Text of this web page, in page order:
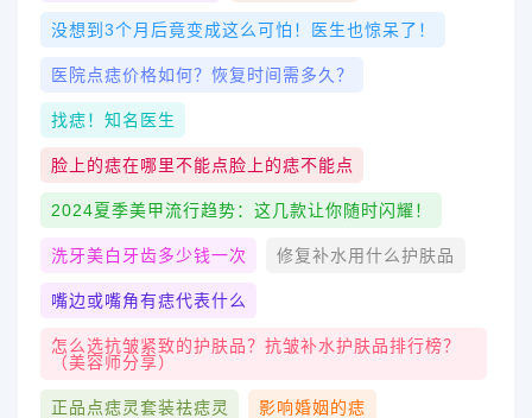
没想到3个月后竟变成这么可怕！医生也惊呆了！
医院点痣价格如何？恢复时间需多久？
找痣！知名医生
脸上的痣在哪里不能点脸上的痣不能点
2024夏季美甲流行趋势：这几款让你随时闪耀！
洗牙美白牙齿多少钱一次 修复补水用什么护肤品
嘴边或嘴角有痣代表什么
怎么选抗皱紧致的护肤品？抗皱补水护肤品排行榜？
（美容师分享）
正品点痣灵套装祛痣灵 影响婚姻的痣